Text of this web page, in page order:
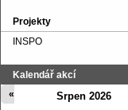
Projekty
INSPO
Kalendář akcí
Srpen 2026
«